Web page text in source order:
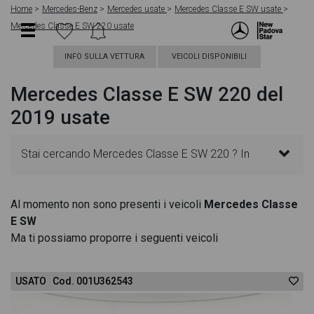
Home Mercedes-Benz Mercedes usate
Mercedes Classe E SW usate
Mercedes Classe E SW 220 usate
INFO SULLA VETTURA VEICOLI DISPONIBILI
Mercedes Classe E SW 220 del
2019 usate
Stai cercando Mercedes Classe E SW 220 ? In
acquistare un veicolo Mercedes usato. Le schede
modo da aiutarti a scegliere quella più adatta alle
Al momento non sono presenti i veicoli Mercedes Classe
E SW
Ma ti possiamo proporre i seguenti veicoli
USATO Cod. 001U362543